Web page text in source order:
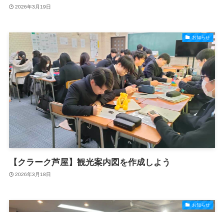
2026年3月19日
お知らせ
【クラーク芦屋】観光案内図を作成しよう
2026年3月18日
お知らせ